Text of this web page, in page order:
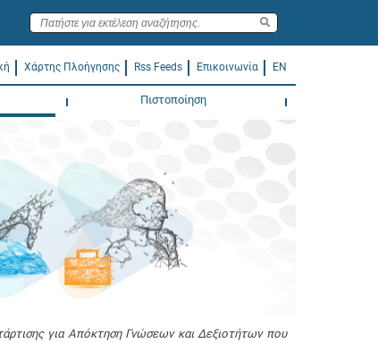
Χάρτης Πλοήγησης Rss Feeds Επικοινωνία EN
Πιστοποίηση
για Απόκτηση Γνώσεων και Δεξιοτήτων που